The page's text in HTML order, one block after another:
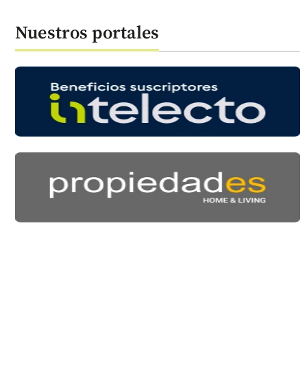
Nuestros portales